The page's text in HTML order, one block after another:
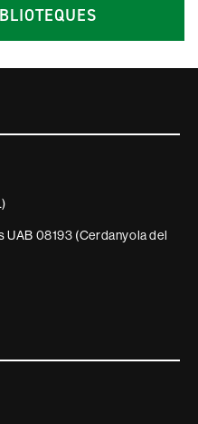
UAB 08193 (Cerdanyola del